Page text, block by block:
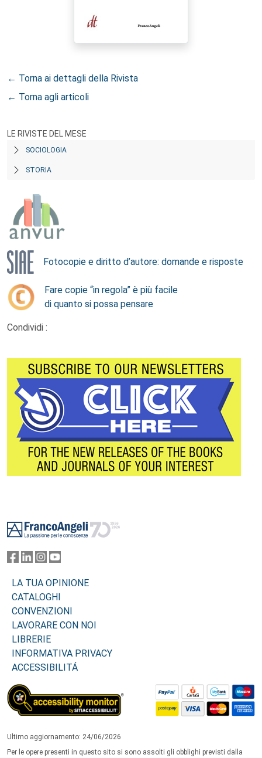
← Torna ai dettagli della Rivista
← Torna agli articoli
LE RIVISTE DEL MESE
SOCIOLOGIA
STORIA
Fotocopie e diritto d’autore: domande e risposte
Fare copie “in regola” è più facile
di quanto si possa pensare
Condividi :
LA TUA OPINIONE
CATALOGHI
CONVENZIONI
LAVORARE CON NOI
LIBRERIE
INFORMATIVA PRIVACY
ACCESSIBILITÁ
Ultimo aggiornamento: 24/06/2026
Per le opere presenti in questo sito si sono assolti gli obblighi previsti dalla